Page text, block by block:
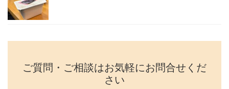
ご質問・ご相談はお気軽にお問合せくだ
さい